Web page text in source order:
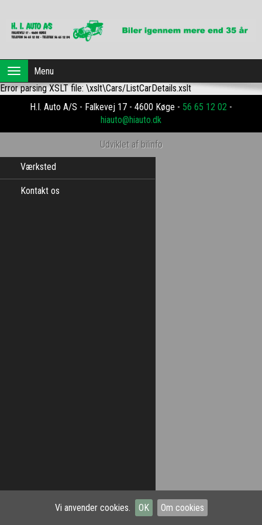
Vi anvender cookies. OK Om cookies
Forside
Brugte biler
Dansk Erhvervsleasing
Værksted
Kontakt os
Toggle
navigation
Menu
Error parsing XSLT file: \xslt\Cars/ListCarDetails.xslt
H.I. Auto A/S - Falkevej 17 - 4600 Køge - 56 65 12 02 -
hiauto@hiauto.dk
Udviklet af bilinfo